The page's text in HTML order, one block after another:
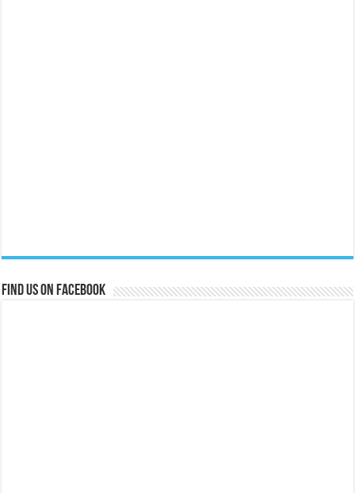
Find us on Facebook